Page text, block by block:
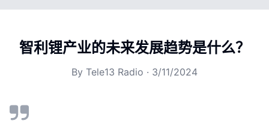
智利锂产业的未来发展趋势是什么？
By Tele13 Radio · 3/11/2024